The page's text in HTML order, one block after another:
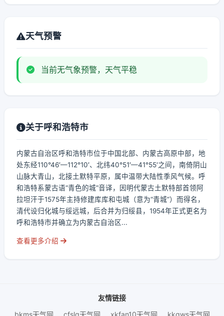
天气预警
当前无气象预警，天气平稳
关于呼和浩特市
内蒙古自治区呼和浩特市位于中国北部、内蒙古高原中部，地
处东经110°46′—112°10′、北纬40°51′—41°55′之间，南倚阴山
山脉大青山，北接土默特平原，属中温带大陆性季风气候。呼
和浩特系蒙古语“青色的城”音译，因明代蒙古土默特部首领阿
拉坦汗于1575年主持修建库库和屯城（意为“青城”）而得名，
清代设归化城与绥远城，后合并为归绥县，1954年正式更名为
呼和浩特市并确立为内蒙古自治区...
查看更多介绍
友情链接
bkms天气网
cfslq天气网 xkfan10天气网 kkqws天气网